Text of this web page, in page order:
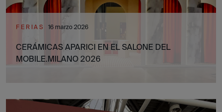
FERIAS 16 marzo 2026
CERÁMICAS APARICI EN EL SALONE DEL
MOBILE.MILANO 2026